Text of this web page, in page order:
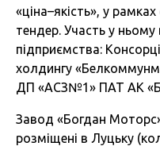
«ціна–якість», у
тендер. Участь у ньому
підприємства:
холдингу
ДП «АСЗ№1» ПАТ АК
Завод «Богдан
розміщені в Луцьку